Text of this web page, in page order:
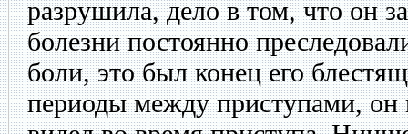
разрушила, дело в том, что он
болезни постоянно
боли, это был конец его
периоды между приступами, он